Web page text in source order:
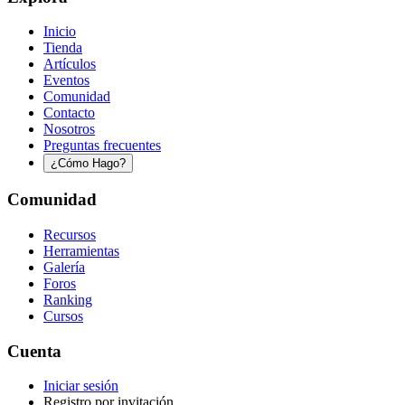
Inicio
Tienda
Artículos
Eventos
Comunidad
Contacto
Nosotros
Preguntas frecuentes
¿Cómo Hago?
Comunidad
Recursos
Herramientas
Galería
Foros
Ranking
Cursos
Cuenta
Iniciar sesión